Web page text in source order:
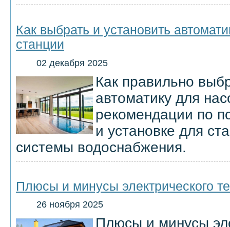
Как выбрать и установить
станции
02 декабря 2025
Как правильно
автоматику для
рекомендации по
и установке для
системы водоснабжения.
Плюсы и минусы электрического
26 ноября 2025
Плюсы и минусы